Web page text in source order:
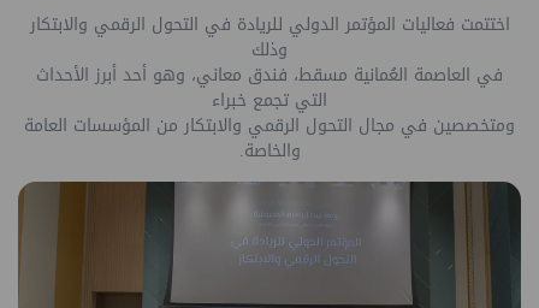
اختتمت فعاليات المؤتمر الدولي للريادة في التحول الرقمي والابتكار
وذلك
في العاصمة العُمانية مسقط، فندق معاني، وهو أحد أبرز الأحداث
التي تجمع خبراء
ومتخصصين في مجال التحول الرقمي والابتكار من المؤسسات العامة
والخاصة.